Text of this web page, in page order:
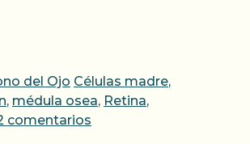
del Ojo Etiquetas
Células madre,
, médula osea, Retina,
comentarios